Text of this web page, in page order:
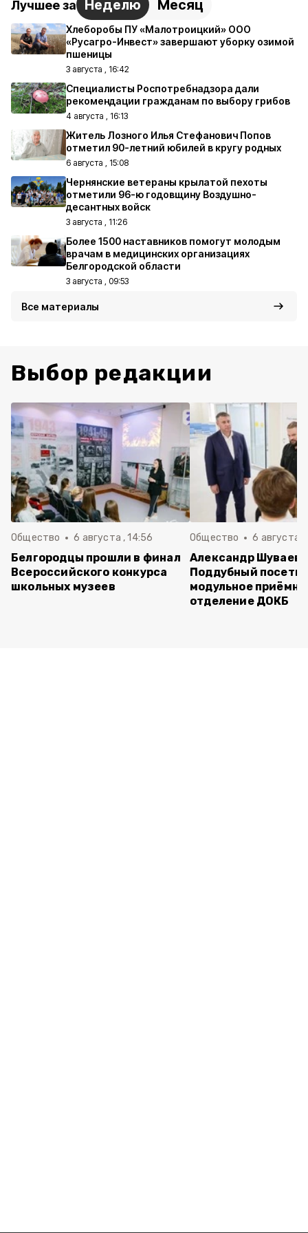
Лучшее за Неделю Месяц
Хлеборобы ПУ «Малотроицкий» ООО
«Русагро-Инвест» завершают уборку озимой
пшеницы
3 августа , 16:42
Специалисты Роспотребнадзора дали
рекомендации гражданам по выбору грибов
4 августа , 16:13
Житель Лозного Илья Стефанович Попов
отметил 90-летний юбилей в кругу родных
6 августа , 15:08
Чернянские ветераны крылатой пехоты
отметили 96-ю годовщину Воздушно-
десантных войск
3 августа , 11:26
Более 1500 наставников помогут молодым
врачам в медицинских организациях
Белгородской области
3 августа , 09:53
Все материалы
Выбор редакции
Общество 6 августа , 14:56
Белгородцы прошли в финал
Всероссийского конкурса
школьных музеев
Общество 6 августа ,
Александр Шуваев
Поддубный
модульное
отделение ДОКБ